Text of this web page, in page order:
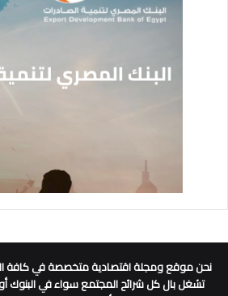
نحن موقع ومجلة اقتصادية متخصصة في كافة
تشغل بال كل شرائح المجتمع سواء في البنوك أو